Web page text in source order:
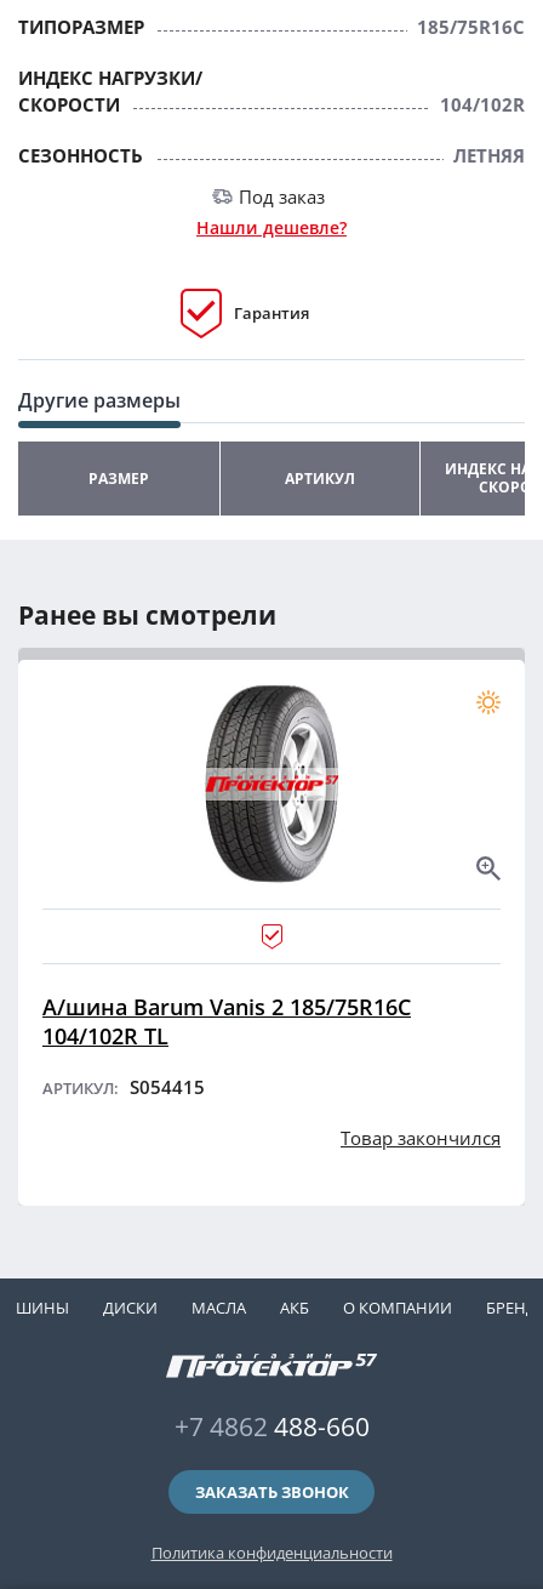
ТИПОРАЗМЕР 185/75R16C
ИНДЕКС НАГРУЗКИ/
СКОРОСТИ
104/102R
СЕЗОННОСТЬ
ЛЕТНЯЯ
Под заказ
Нашли дешевле?
Гарантия
Другие размеры
РАЗМЕР АРТИКУЛ
ИНДЕКС
Ранее вы смотрели
А/шина Barum Vanis 2 185/75R16C
104/102R TL
АРТИКУЛ: S054415
Товар закончился
ШИНЫ ДИСКИ МАСЛА АКБ О КОМПАНИИ
Политика конфиденциальности
+7 4862 488-660
ЗАКАЗАТЬ ЗВОНОК